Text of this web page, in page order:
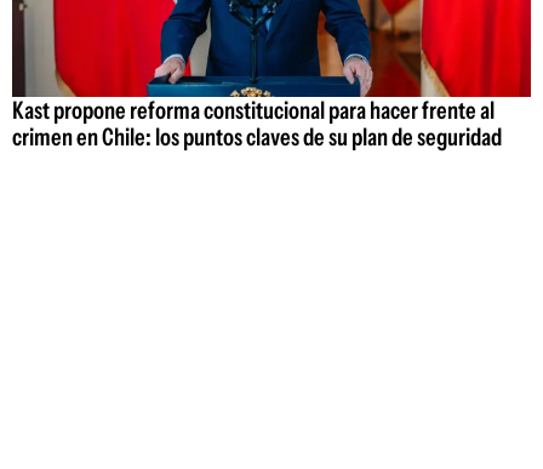
Kast propone reforma constitucional para hacer frente al
crimen en Chile: los puntos claves de su plan de seguridad